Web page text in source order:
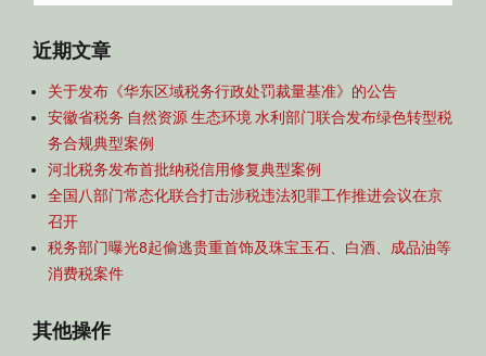
for:
近期文章
关于发布《华东区域税务行政处罚裁量基准》的公告
安徽省税务 自然资源 生态环境 水利部门联合发布绿色转型税
务合规典型案例
河北税务发布首批纳税信用修复典型案例
全国八部门常态化联合打击涉税违法犯罪工作推进会议在京
召开
税务部门曝光8起偷逃贵重首饰及珠宝玉石、白酒、成品油等
消费税案件
其他操作